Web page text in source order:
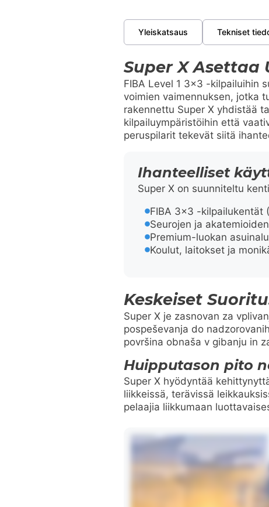
Yleiskatsaus Tekniset
Super X
FIBA Level 1 3×3 -kilpailuihin
voimien vaimennuksen, jotka
rakennettu Super X yhdistää
kilpailuympäristöihin että
peruspilarit tekevät siitä
Ihanteelliset
Super X on suunniteltu
FIBA 3×3 -kilpailukentät
Seurojen ja
Premium-luokan
Koulut, laitokset ja
Keskeiset
Super X je zasnovan za
pospeševanja do
površina obnaša v gibanju in
Huipputason pito
Super X hyödyntää
liikkeissä, terävissä
pelaajia liikkumaan